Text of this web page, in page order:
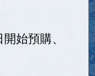
始預購、